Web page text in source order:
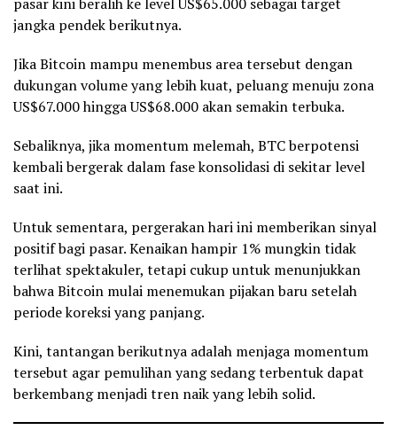
jangka pendek berikutnya.
Jika Bitcoin mampu menembus area tersebut dengan
dukungan volume yang lebih kuat, peluang menuju zona
US$67.000 hingga US$68.000 akan semakin terbuka.
Sebaliknya, jika momentum melemah, BTC berpotensi
kembali bergerak dalam fase konsolidasi di sekitar level
saat ini.
Untuk sementara, pergerakan hari ini memberikan sinyal
positif bagi pasar. Kenaikan hampir 1% mungkin tidak
terlihat spektakuler, tetapi cukup untuk menunjukkan
bahwa Bitcoin mulai menemukan pijakan baru setelah
periode koreksi yang panjang.
Kini, tantangan berikutnya adalah menjaga momentum
tersebut agar pemulihan yang sedang terbentuk dapat
berkembang menjadi tren naik yang lebih solid.